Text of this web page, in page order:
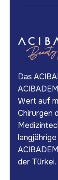
Das
Wert auf
Chirurgen
der Türkei.